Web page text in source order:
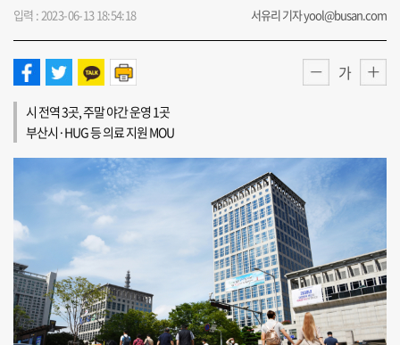
입력 : 2023-06-13 18:54:18 서유리 기자 yool@busan.com
가
시 전역 3곳, 주말 야간 운영 1곳
부산시·HUG 등 의료 지원 MOU